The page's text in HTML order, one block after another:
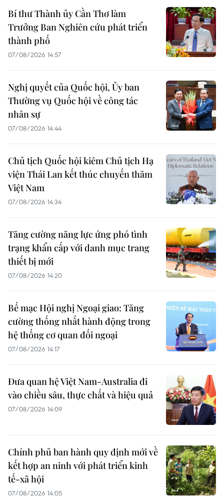
Bí thư Thành ủy Cần Thơ làm
Trưởng Ban Nghiên cứu phát triển
thành phố
07/08/2026 14:57
Nghị quyết của Quốc hội, Ủy ban
Thường vụ Quốc hội về công tác
nhân sự
07/08/2026 14:44
Chủ tịch Quốc hội kiêm Chủ tịch Hạ
viện Thái Lan kết thúc chuyến thăm
Việt Nam
07/08/2026 14:34
Tăng cường năng lực ứng phó tình
trạng khẩn cấp với danh mục trang
thiết bị mới
07/08/2026 14:20
Bế mạc Hội nghị Ngoại giao: Tăng
cường thống nhất hành động trong
hệ thống cơ quan đối ngoại
07/08/2026 14:17
Đưa quan hệ Việt Nam-Australia đi
vào chiều sâu, thực chất và hiệu quả
07/08/2026 14:09
Chính phủ ban hành quy định mới về
kết hợp an ninh với phát triển kinh
tế-xã hội
07/08/2026 14:05